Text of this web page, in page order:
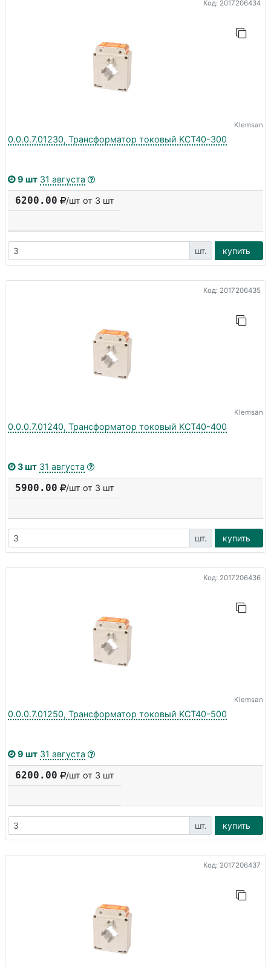
Код: 2017206434
Klemsan
0.0.0.7.01230, Трансформатор токовый KCT40-300
9 шт 31 августа
6200.00 /шт от 3 шт
шт. купить
Код: 2017206435
Klemsan
0.0.0.7.01240, Трансформатор токовый KCT40-400
3 шт 31 августа
5900.00 /шт от 3 шт
шт. купить
Код: 2017206436
Klemsan
0.0.0.7.01250, Трансформатор токовый KCT40-500
9 шт 31 августа
6200.00 /шт от 3 шт
шт. купить
Код: 2017206437